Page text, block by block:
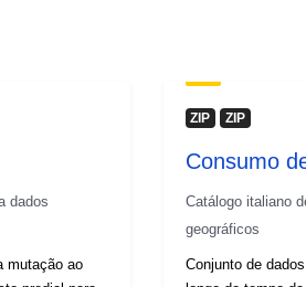
dados
mutação ao
ZIP ZIP
Consumo
Catálogo italiano
geográficos
Conjunto de